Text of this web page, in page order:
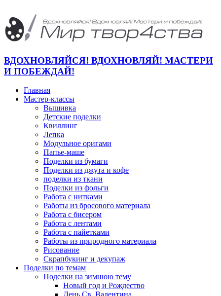
ВДОХНОВЛЯЙСЯ! ВДОХНОВЛЯЙ! МАСТЕРИ
И ПОБЕЖДАЙ!
Главная
Мастер-классы
Вышивка
Детские поделки
Квиллинг
Лепка
Модульное оригами
Папье-маше
Поделки из бумаги
Поделки из джута и кофе
поделки из ткани
Поделки из фольги
Работа с нитками
Работы из бросового материала
Работа с бисером
Работа с лентами
Работа с пайетками
Работы из природного материала
Рисование
Скрапбукинг и декупаж
Поделки по темам
Поделки на зимнюю тему
Новый год и Рождество